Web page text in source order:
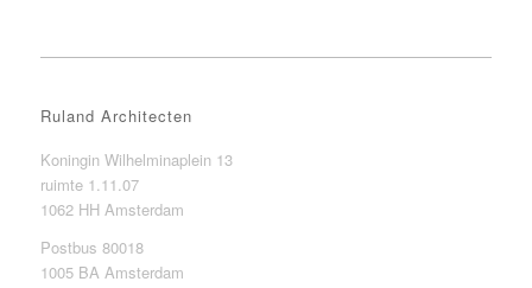
Ruland Architecten
Koningin Wilhelminaplein 13
ruimte 1.11.07
1062 HH Amsterdam
Postbus 80018
1005 BA Amsterdam